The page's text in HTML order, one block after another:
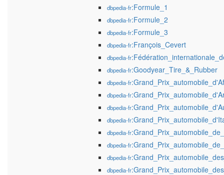
dbpedia-fr:Formule_1
dbpedia-fr:Formule_2
dbpedia-fr:Formule_3
dbpedia-fr:François_Cevert
dbpedia-fr
dbpedia-fr:Goodyear_Tire_&_Rubber
dbpedia-fr
dbpedia-fr
dbpedia-fr
dbpedia-fr
dbpedia-fr
dbpedia-fr
dbpedia-fr
dbpedia-fr